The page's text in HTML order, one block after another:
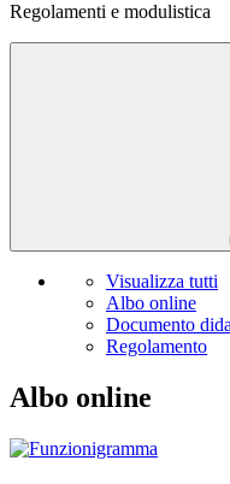
Regolamenti e modulistica
Visualizza tutti
Albo online
Documento
Regolamento
Albo online